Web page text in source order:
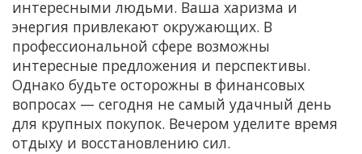
интересными людьми. Ваша харизма и
энергия привлекают окружающих. В
профессиональной сфере возможны
интересные предложения и перспективы.
Однако будьте осторожны в финансовых
вопросах — сегодня не самый удачный день
для крупных покупок. Вечером уделите время
отдыху и восстановлению сил.